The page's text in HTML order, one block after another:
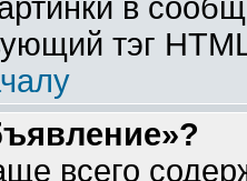
в
тэг
всего